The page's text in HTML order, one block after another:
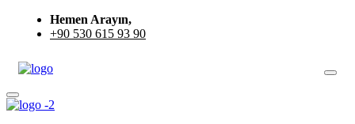
Hemen Arayın,
+90 530 615 93 90